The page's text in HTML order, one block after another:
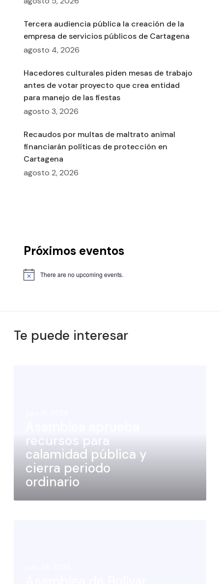
Tercera audiencia pública la creación de la
empresa de servicios públicos de Cartagena
agosto 4, 2026
Hacedores culturales piden mesas de trabajo
antes de votar proyecto que crea entidad
para manejo de las fiestas
agosto 3, 2026
Recaudos por multas de maltrato animal
financiarán políticas de protección en
Cartagena
agosto 2, 2026
Próximos eventos
There are no upcoming events.
Te puede interesar
recursos para
calamidad pública y
cierra periodo
ordinario